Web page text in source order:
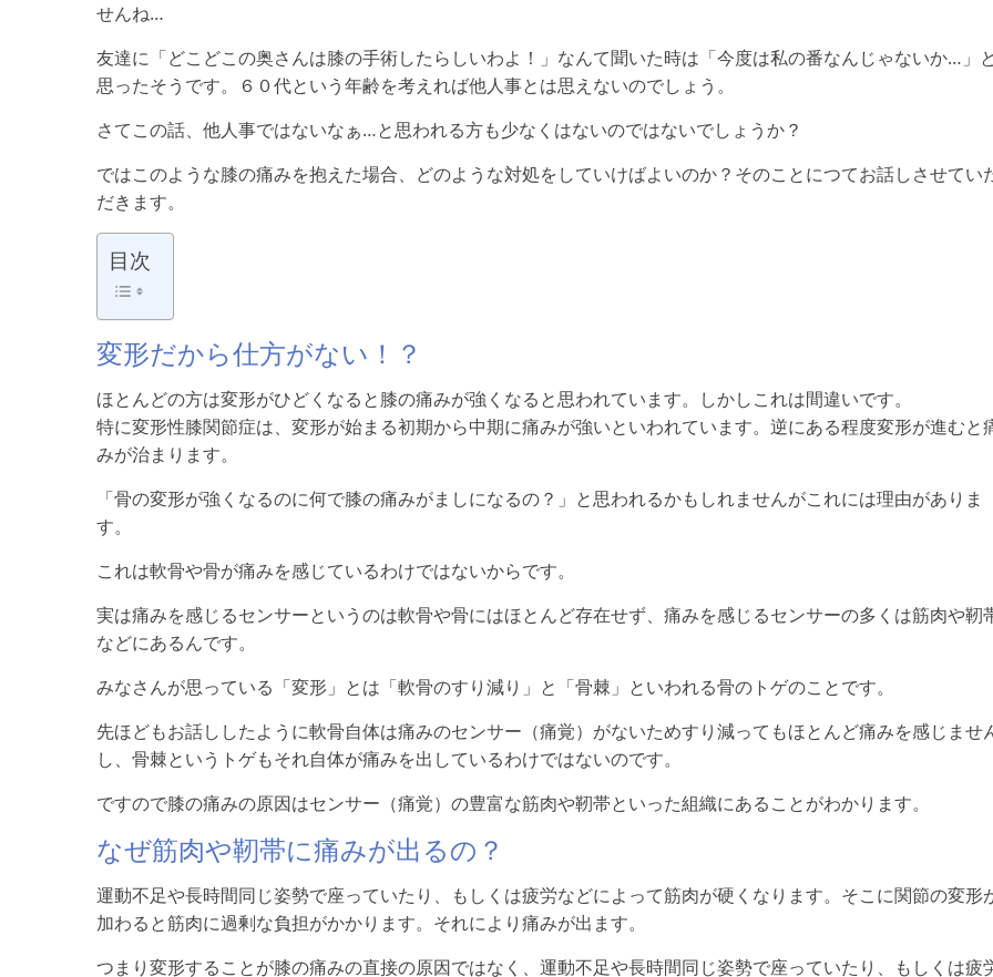
せんね…
友達に「どこどこの奥さんは膝の手術したらしいわよ！」なんて聞いた時は「今度は私の番なんじゃないか…」と
思ったそうです。６０代という年齢を考えれば他人事とは思えないのでしょう。
さてこの話、他人事ではないなぁ…と思われる方も少なくはないのではないでしょうか？
ではこのような膝の痛みを抱えた場合、どのような対処をしていけばよいのか？そのことにつてお話しさせてい
だきます。
目次
変形だから仕方がない！？
ほとんどの方は変形がひどくなると膝の痛みが強くなると思われています。しかしこれは間違いです。
特に変形性膝関節症は、変形が始まる初期から中期に痛みが強いといわれています。逆にある程度変形が進むと
みが治まります。
「骨の変形が強くなるのに何で膝の痛みがましになるの？」と思われるかもしれませんがこれには理由がありま
す。
これは軟骨や骨が痛みを感じているわけではないからです。
実は痛みを感じるセンサーというのは軟骨や骨にはほとんど存在せず、痛みを感じるセンサーの多くは筋肉や靭
などにあるんです。
みなさんが思っている「変形」とは「軟骨のすり減り」と「骨棘」といわれる骨のトゲのことです。
先ほどもお話ししたように軟骨自体は痛みのセンサー（痛覚）がないためすり減ってもほとんど痛みを感じませ
し、骨棘というトゲもそれ自体が痛みを出しているわけではないのです。
ですので膝の痛みの原因はセンサー（痛覚）の豊富な筋肉や靭帯といった組織にあることがわかります。
なぜ筋肉や靭帯に痛みが出るの？
運動不足や長時間同じ姿勢で座っていたり、もしくは疲労などによって筋肉が硬くなります。そこに関節の変形
加わると筋肉に過剰な負担がかかります。それにより痛みが出ます。
つまり変形することが膝の痛みの直接の原因ではなく、運動不足や長時間同じ姿勢で座っていたり、もしくは疲